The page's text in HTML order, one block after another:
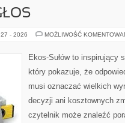
- 2026 MOŻLIWOŚĆ
Ekos-Sułów to inspirujący
który pokazuje, że
musi oznaczać wielkich
decyzji ani kosztownych
czytelnik może znaleźć